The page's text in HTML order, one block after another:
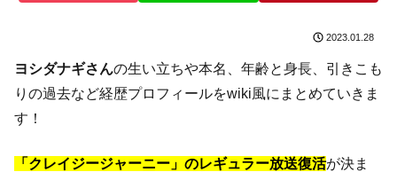
2023.01.28
ヨシダナギさんの生い立ちや本名、年齢と身長、引きこも
りの過去など経歴プロフィールをwiki風にまとめていきま
す！
「クレイジージャーニー」のレギュラー放送復活が決ま